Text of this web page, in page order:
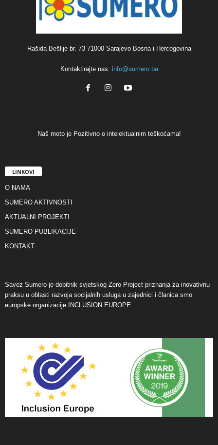
Rašida Bešlije br. 73 71000 Sarajevo Bosna i Hercegovina
Kontaktirajte nas: info@sumero.ba
Naš moto je Pozitivno o intelektualnim teškoćama!
LINKOVI
O NAMA
SUMERO AKTIVNOSTI
AKTUALNI PROJEKTI
SUMERO PUBLIKACIJE
KONTAKT
Savez Sumero je dobitnik svjetskog Zero Project priznanja za inovativnu
praksu u oblasti razvoja socijalnih usluga u zajednici i članica smo
europske organizacije INCLUSION EUROPE.